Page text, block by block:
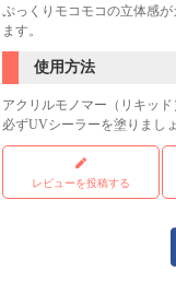
ぷっくりモコモコの立体感
ます。
使用方法
アクリルモノマー（リキッ
必ずUVシーラーを塗りまし
レビューを投稿する